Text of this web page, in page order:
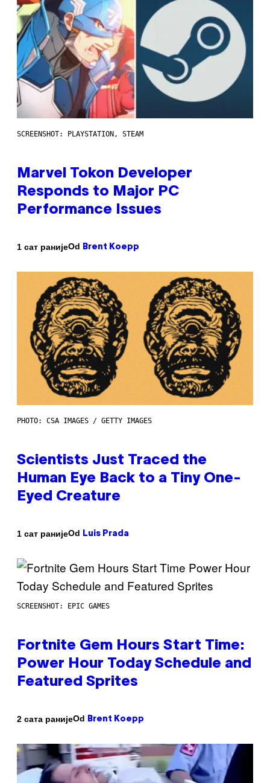
SCREENSHOT: PLAYSTATION, STEAM
Marvel Tokon Developer
Responds to Major PC
Performance Issues
1 сат ранијеOd Brent Koepp
PHOTO: CSA IMAGES / GETTY IMAGES
Scientists Just Traced the
Human Eye Back to a Tiny One-
Eyed Creature
1 сат ранијеOd Luis Prada
SCREENSHOT: EPIC GAMES
Fortnite Gem Hours Start Time:
Power Hour Today Schedule and
Featured Sprites
2 сата ранијеOd Brent Koepp